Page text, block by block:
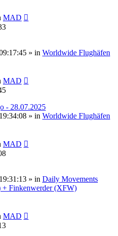
MAD
» in Worldwide Flughäfen
MAD
- 28.07.2025
» in Worldwide Flughäfen
MAD
» in Daily Movements
Finkenwerder (XFW)
MAD